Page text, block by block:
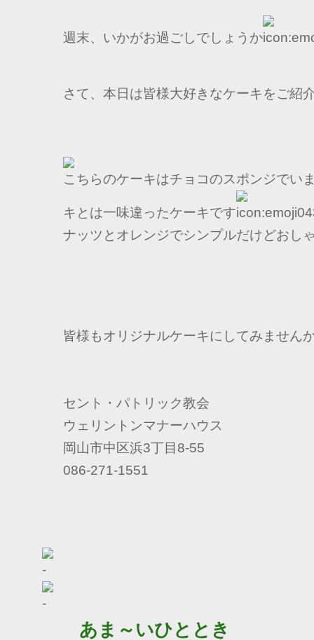
週末、いかがお過ごしでしょうか
さて、本日は皆様大好きなケーキをご紹
こちらのケーキはチョコのスポンジでい
キとは一味違ったケーキです
ナッツとオレンジでシンプルだけどおし
皆様もオリジナルケーキにしてみません
セント・パトリック教会
ウェリントンマナーハウス
岡山市中区浜3丁目8-55
086-271-1551
あま～いひととき